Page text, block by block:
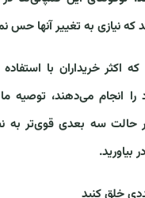
که نیازی به تغییر آنها حس
اکثر خریداران با
انجام می‌دهند، توصیه
حالت سه بعدی قوی‌تر به
خلق کنید